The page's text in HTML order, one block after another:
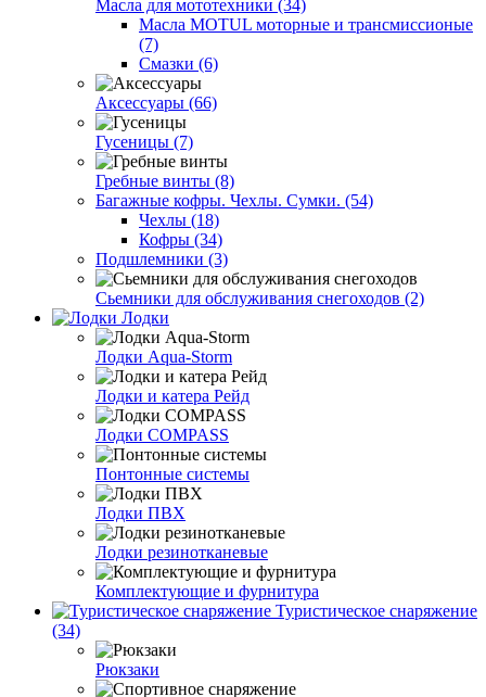
Масла для мототехники (34)
Масла MOTUL моторные и трансмиссионые
(7)
Смазки (6)
Аксессуары (66)
Гусеницы (7)
Гребные винты (8)
Багажные кофры. Чехлы. Сумки. (54)
Чехлы (18)
Кофры (34)
Подшлемники (3)
Сьемники для обслуживания снегоходов (2)
Лодки
Лодки Aqua-Storm
Лодки и катера Рейд
Лодки COMPASS
Понтонные системы
Лодки ПВХ
Лодки резинотканевые
Комплектующие и фурнитура
Туристическое снаряжение
(34)
Рюкзаки